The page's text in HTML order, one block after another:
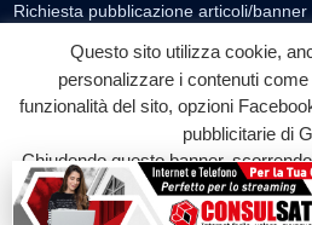
Richiesta pubblicazione articoli/banner
SEGUICI SUI SOCIAL
f
Facebook
◎
Questo sito utilizza cookie,
personalizzare i contenuti
funzionalità del sito, opzioni
pubblicitarie di
Chiudendo questo banner,
su qualunque suo elemento